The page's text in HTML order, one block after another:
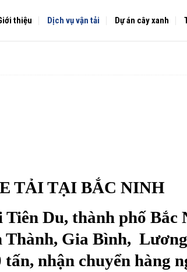
thiệu Dịch vụ vận tải Dự án cây xanh
TẢI TẠI BẮC NINH
Du, thành phố Bắc
Thành, Gia Bình,
nhận chuyển hàng